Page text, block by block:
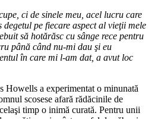
ci de sinele meu, acel lucru care
degetul pe fiecare aspect al vieţii mele
să hotărăsc cu sânge rece pentru
până când nu-mi dau şi eu
în care mi l-am dat, a avut loc
Howells a experimentat o minunată
scosese afară rădăcinile de
timp o inimă curată. Pentru unii